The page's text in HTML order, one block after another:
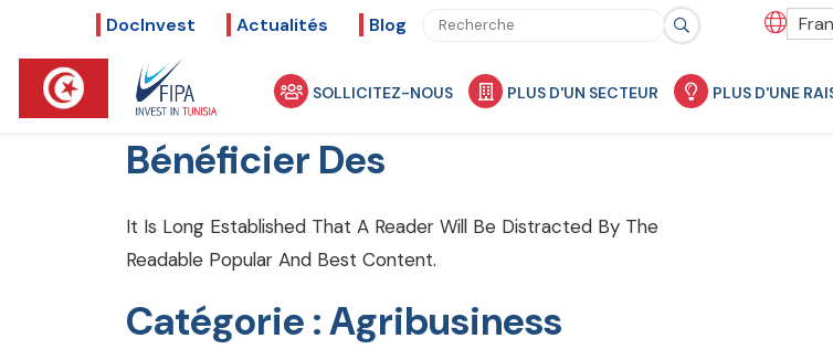
DocInvest Actualités Blog
SOLLICITEZ-NOUS PLUS D'UN SECTEUR PLUS D'UNE
Bénéficier Des
It Is Long Established That A Reader Will Be Distracted By The
Readable Popular And Best Content.
Catégorie :Agribusiness